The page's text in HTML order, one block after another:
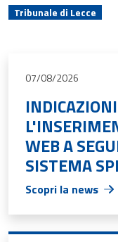
Tribunale di Lecce
07/08/2026
WEB A
SISTEMA
Scopri la news